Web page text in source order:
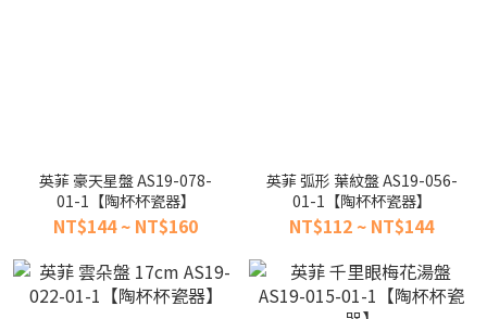
英菲 豪天星盤 AS19-078-
01-1【陶杯杯瓷器】
NT$144 ~ NT$160
英菲 弧形 葉紋盤 AS19-056-
01-1【陶杯杯瓷器】
NT$112 ~ NT$144